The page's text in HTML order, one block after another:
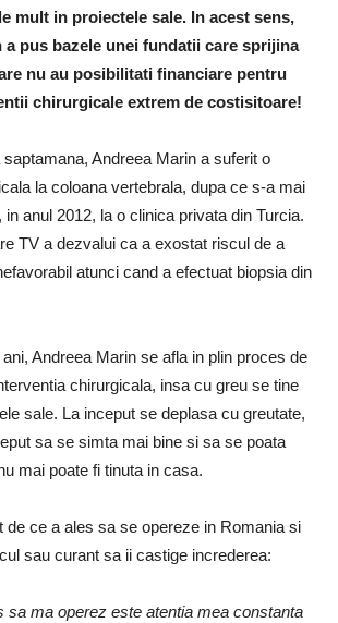
mult in proiectele sale. In acest sens,
a pus bazele unei fundatii care sprijina
nu au posibilitati financiare pentru
chirurgicale extrem de costisitoare!
Andreea Marin a suferit o
la coloana vertebrala, dupa ce s-a mai
anul 2012, la o clinica privata din Turcia.
TV a dezvalui ca a exostat riscul de a
atunci cand a efectuat biopsia din
Andreea Marin se afla in plin proces de
chirurgicala, insa cu greu se tine
sale. La inceput se deplasa cu greutate,
sa se simta mai bine si sa se poata
mai poate fi tinuta in casa.
de ce a ales sa se opereze in Romania si
sau curant sa ii castige increderea:
sa ma operez este atentia mea constanta